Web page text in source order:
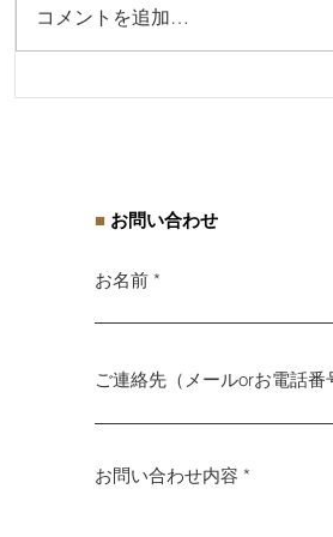
【告知】セミナーのお知らせ
コメントを追加…
■ お問い合わせ
お名前
ご連絡先（メールorお電話番
お問い合わせ内容